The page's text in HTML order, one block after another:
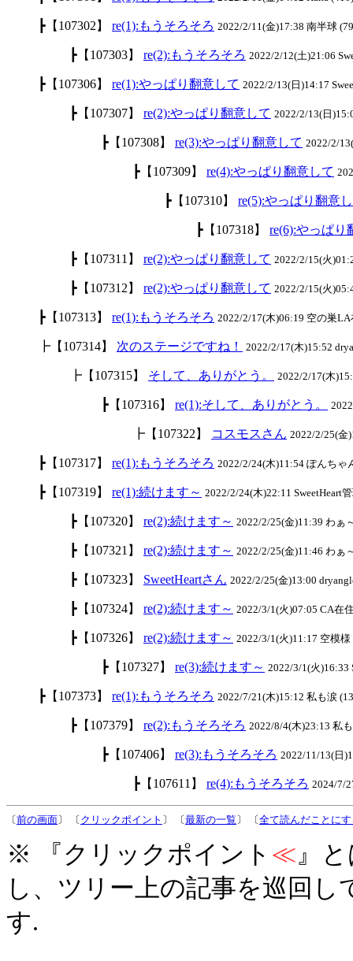
┣【107302】 re(1):もうそろそろ 2022/2/11(金)17:38 南半球
┣【107303】 re(2):もうそろそろ 2022/2/12(土)21:06
┣【107306】 re(1):やっぱり翻意して 2022/2/13(日)14:17
┣【107307】 re(2):やっぱり翻意して 2022/2/13(日
┣【107308】 re(3):やっぱり翻意して 2022/2/
┣【107309】 re(4):やっぱり翻意して
┣【107310】 re(5):やっぱり翻意
┣【107318】 re(6):やっぱり
┣【107311】 re(2):やっぱり翻意して 2022/2/15(火
┣【107312】 re(2):やっぱり翻意して 2022/2/15(火
┣【107313】 re(1):もうそろそろ 2022/2/17(木)06:19 空の巣LA
┣【107314】 次のステージですね！ 2022/2/17(木)15:52
┣【107315】 そして、ありがとう。 2022/2/17(木
┣【107316】 re(1):そして、ありがとう。
┣【107322】 コスモスさん 2022/2/25(金
┣【107317】 re(1):もうそろそろ 2022/2/24(木)11:54 ぽんちゃ
┣【107319】 re(1):続けます～ 2022/2/24(木)22:11 SweetHeart
┣【107320】 re(2):続けます～ 2022/2/25(金)11:39 わぁ
┣【107321】 re(2):続けます～ 2022/2/25(金)11:46 わぁ
┣【107323】 SweetHeartさん 2022/2/25(金)13:00
┣【107324】 re(2):続けます～ 2022/3/1(火)07:05 CA在
┣【107326】 re(2):続けます～ 2022/3/1(火)11:17 空模様
┣【107327】 re(3):続けます～ 2022/3/1(火)16:33
┣【107373】 re(1):もうそろそろ 2022/7/21(木)15:12 私も涙
┣【107379】 re(2):もうそろそろ 2022/8/4(木)23:13 私
┣【107406】 re(3):もうそろそろ 2022/11/13(日
┣【107611】 re(4):もうそろそろ 2024/7/
〔前の画面〕 〔 クリックポイント 〕 〔最新の一覧 〕 〔全て読んだことに
※ 『クリックポイント ≪』
し、ツリー上の記事を巡回
す.